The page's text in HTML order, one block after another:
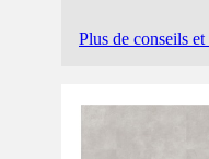
Plus de conseils et